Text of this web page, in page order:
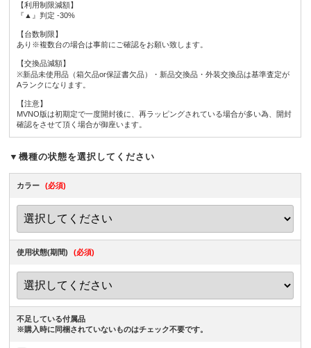
【利用制限減額】
『▲』判定 -30%
【台数制限】
あり※複数台の場合は事前にご確認をお願い致します。
【交換品減額】
※新品未使用品（箱欠品or保証書欠品）・新品交換品・外装交換品は基準査定が
Aランクになります。
【注意】
MVNO版は初期定で一度開封後に、再ラッピングされている場合が多い為、開封
確認をさせて頂く場合が御座います。
▼機種の状態を選択してください
カラー (必須)
使用状態(期間) (必須)
不足している付属品
※購入時に同梱されていないものはチェック不要です。